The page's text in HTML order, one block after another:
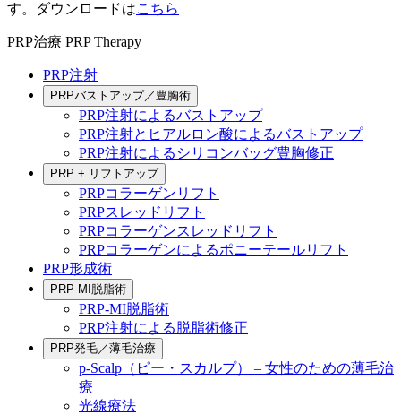
す。ダウンロードはこちら
PRP治療 PRP Therapy
PRP注射
PRPバストアップ／豊胸術
PRP注射によるバストアップ
PRP注射とヒアルロン酸によるバストアップ
PRP注射によるシリコンバッグ豊胸修正
PRP + リフトアップ
PRPコラーゲンリフト
PRPスレッドリフト
PRPコラーゲンスレッドリフト
PRPコラーゲンによるポニーテールリフト
PRP形成術
PRP-MI脱脂術
PRP-MI脱脂術
PRP注射による脱脂術修正
PRP発毛／薄毛治療
p-Scalp（ピー・スカルプ） – 女性のための薄毛治
療
光線療法